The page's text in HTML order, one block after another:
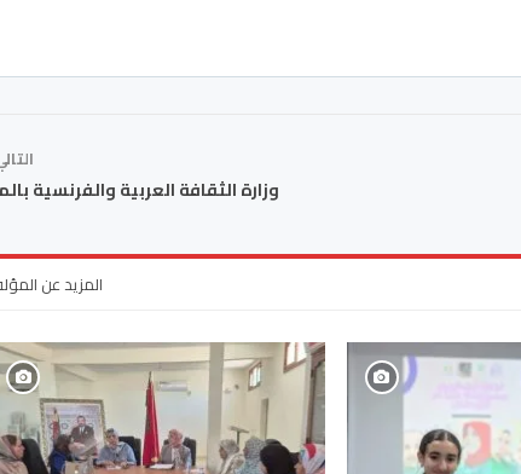
وزارة الثقافة العربية والفرنسية
المزيد عن